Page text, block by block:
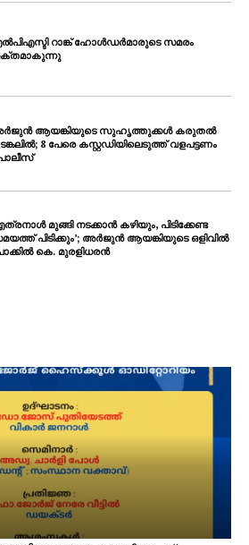
റാങ്ക് ഹോൾഡർമാരുടെ സമരം
ആയങ്കിയുടെ സുഹൃത്തുക്കൾ കരുതൽ
8 പേരെ കസ്റ്റഡിയിലെടുത്ത് വളപട്ടണം
മുങ്ങി നടക്കാൻ കഴിയും, പിടിക്കേണ്ട
പിടിക്കും’; അർജുൻ ആയങ്കിയുടെ ഒളിവിൽ
കെ. മുരളിധരൻ